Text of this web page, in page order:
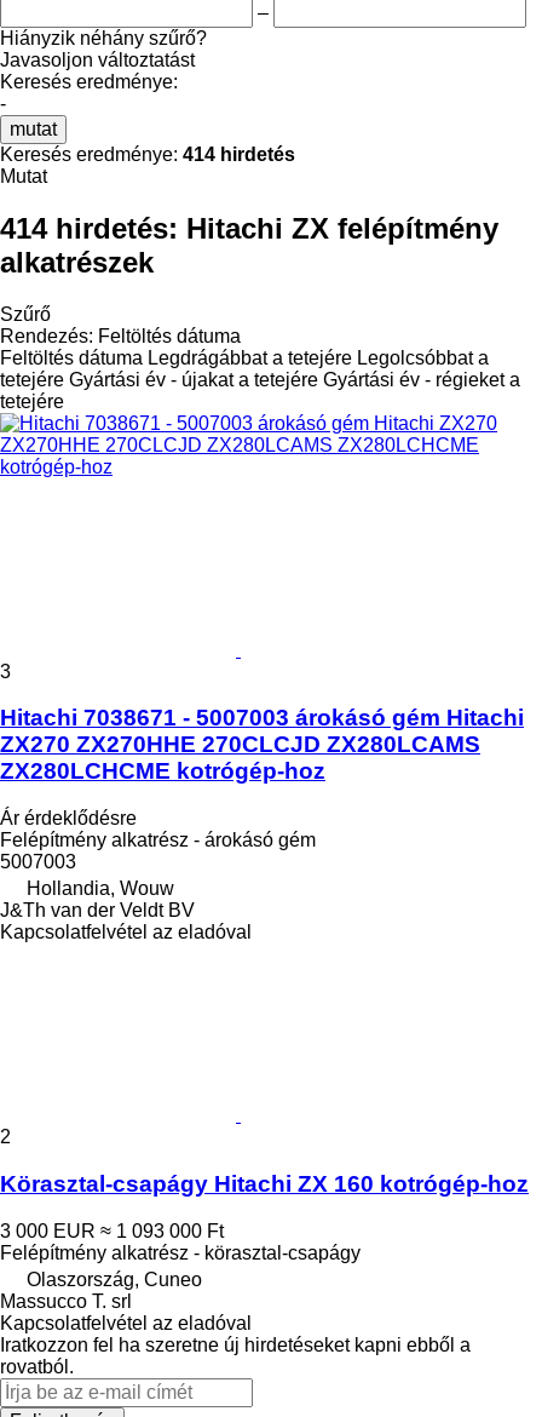
–
Hiányzik néhány szűrő?
Javasoljon változtatást
Keresés eredménye:
-
mutat
Keresés eredménye: 414 hirdetés
Mutat
414 hirdetés: Hitachi ZX felépítmény
alkatrészek
Szűrő
Rendezés: Feltöltés dátuma
Feltöltés dátuma Legdrágábbat a tetejére Legolcsóbbat a
tetejére Gyártási év - újakat a tetejére Gyártási év - régieket a
tetejére
3
Hitachi 7038671 - 5007003 árokásó gém Hitachi
ZX270 ZX270HHE 270CLCJD ZX280LCAMS
ZX280LCHCME kotrógép-hoz
Ár érdeklődésre
Felépítmény alkatrész - árokásó gém
5007003
Hollandia, Wouw
J&Th van der Veldt BV
Kapcsolatfelvétel az eladóval
2
Körasztal-csapágy Hitachi ZX 160 kotrógép-hoz
3 000 EUR ≈ 1 093 000 Ft
Felépítmény alkatrész - körasztal-csapágy
Olaszország, Cuneo
Massucco T. srl
Kapcsolatfelvétel az eladóval
Iratkozzon fel ha szeretne új hirdetéseket kapni ebből a
rovatból.